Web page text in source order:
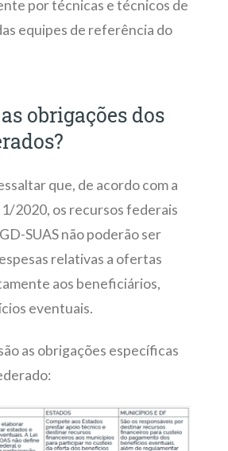
por técnicas e técnicos de
equipes de referência do
obrigações dos
que, de acordo com a
1/2020, os recursos federais
SUAS não poderão ser
relativas a ofertas
aos beneficiários,
eventuais.
as obrigações específicas